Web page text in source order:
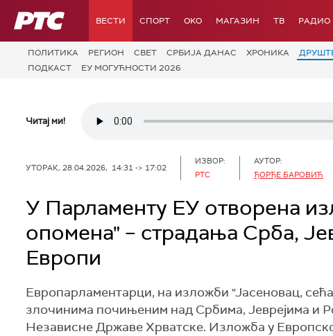
РТС ВЕСТИ СПОРТ OKO МАГАЗИН ТВ РАДИО
ПОЛИТИКА РЕГИОН СВЕТ СРБИЈА ДАНАС ХРОНИКА
ПОДКАСТ
ЕУ МОГУЋНОСТИ 2026
Читај ми!
УТОРАК, 28.04.2026, 14:31 -> 17:02
ИЗВОР:
РТС
АУТОР:
ЂОРЂЕ БАРОВИЋ
У Парламенту ЕУ отворена
опомена" – страдањa Срба,
Европи
Европарламентарци, на изложби "Јасеновац,
злочинима почињеним над Србима, Јеврејима и
Независне Државе Хрватске. Изложба у